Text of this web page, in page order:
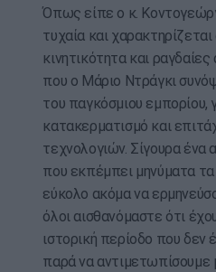
Όπως είπε ο κ.
τυχαία και
κινητικότητα και
που ο Μάριο Ντράγκι
του παγκόσμιου εμπορίου,
κατακερματισμό και
τεχνολογιών. Σίγουρα
που εκπέμπει μηνύματα τα
εύκολο ακόμα να
όλοι αισθανόμαστε ότι
ιστορική περίοδο που δεν
παρά να αντιμετωπίσουμε